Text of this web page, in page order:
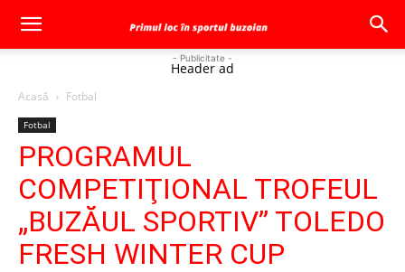
- Publicitate -
Header ad
Acasă Fotbal
Fotbal
PROGRAMUL
COMPETIŢIONAL TROFEUL
„BUZĂUL SPORTIV” TOLEDO
FRESH WINTER CUP